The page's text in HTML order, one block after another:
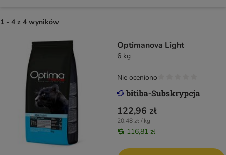
1 - 4 z 4 wyników
Optimanova Light
6 kg
122,96 zł
20,48 zł / kg
116,81 zł
Nie oceniono